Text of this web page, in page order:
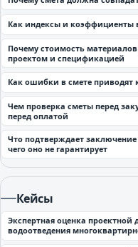
Как индексы и коэффициенты
Почему стоимость
проектом и спецификацией
Как ошибки в смете приводят
Чем проверка сметы перед
перед оплатой
Что подтверждает
чего оно не гарантирует
Кейсы
Экспертная оценка проектной
водоотведения